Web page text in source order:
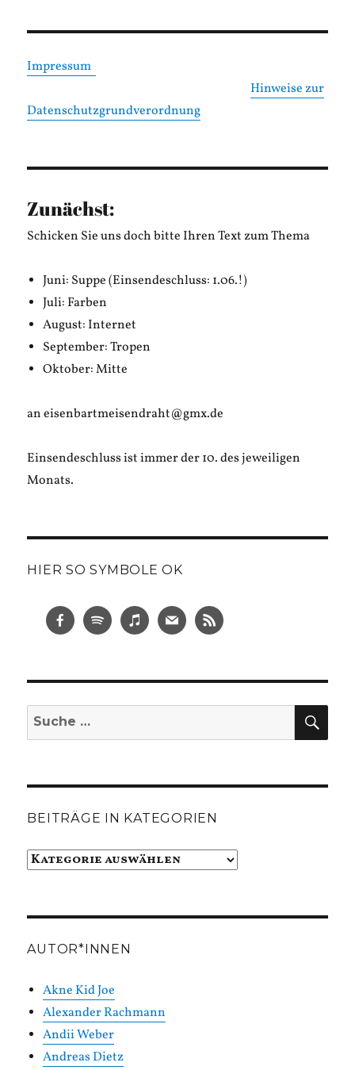
Impressum
Hinweise zur
Datenschutzgrundverordnung
Zunächst:
Schicken Sie uns doch bitte Ihren Text zum Thema
Juni: Suppe (Einsendeschluss: 1.06.!)
Juli: Farben
August: Internet
September: Tropen
Oktober: Mitte
an eisenbartmeisendraht@gmx.de
Einsendeschluss ist immer der 10. des jeweiligen
Monats.
HIER SO SYMBOLE OK
Suche
nach:
BEITRÄGE IN KATEGORIEN
Beiträge
AUTOR*INNEN
Akne Kid Joe
Alexander Rachmann
Andii Weber
Andreas Dietz